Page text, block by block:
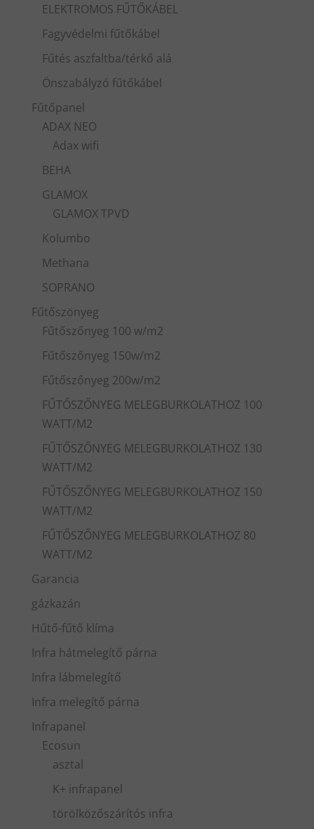
ELEKTROMOS FŰTŐKÁBEL
Fagyvédelmi fűtőkábel
Fűtés aszfaltba/térkő alá
Önszabályzó fűtőkábel
Fűtőpanel
ADAX NEO
Adax wifi
BEHA
GLAMOX
GLAMOX TPVD
Kolumbo
Methana
SOPRANO
Fűtőszönyeg
Fűtőszőnyeg 100 w/m2
Fűtőszőnyeg 150w/m2
Fűtőszőnyeg 200w/m2
FŰTŐSZŐNYEG MELEGBURKOLATHOZ 100
WATT/M2
FŰTŐSZŐNYEG MELEGBURKOLATHOZ 130
WATT/M2
FŰTŐSZŐNYEG MELEGBURKOLATHOZ 150
WATT/M2
FŰTŐSZŐNYEG MELEGBURKOLATHOZ 80
WATT/M2
Garancia
gázkazán
Hűtő-fűtő klíma
Infra hátmelegítő párna
Infra lábmelegítő
Infra melegítő párna
Infrapanel
Ecosun
asztal
K+ infrapanel
törölközőszárítós infra